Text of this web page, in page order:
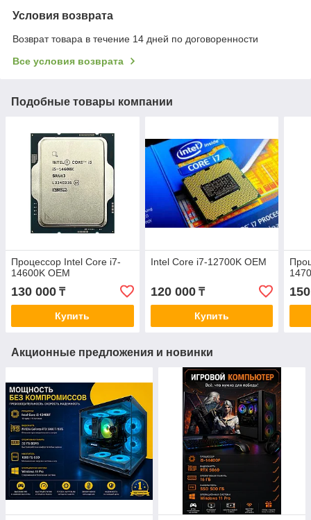
Условия возврата
Возврат товара в течение 14 дней по договоренности
Все условия возврата
Подобные товары компании
Процессор Intel Core i7-
14600K OEM
130 000 ₸
Купить
Intel Core i7-12700K OEM
120 000₸
Купить
Акционные предложения и новинки